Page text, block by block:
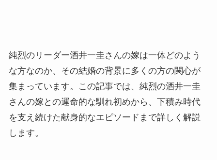
純烈のリーダー酒井一圭さんの嫁は一体どのよう
な方なのか、その結婚の背景に多くの方の関心が
集まっています。この記事では、純烈の酒井一圭
さんの嫁との運命的な馴れ初めから、下積み時代
を支え続けた献身的なエピソードまで詳しく解説
します。